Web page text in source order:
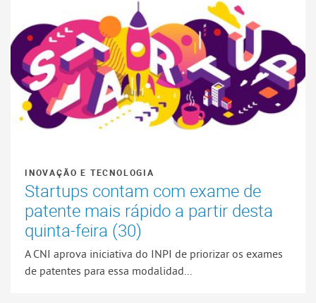
INOVAÇÃO E TECNOLOGIA
Startups contam com exame de
patente mais rápido a partir desta
quinta-feira (30)
A CNI aprova iniciativa do INPI de priorizar os exames
de patentes para essa modalidad...